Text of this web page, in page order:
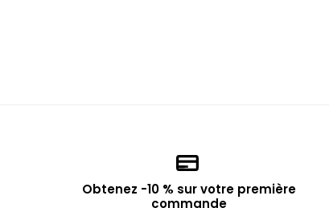
Obtenez -10 % sur votre première
commande